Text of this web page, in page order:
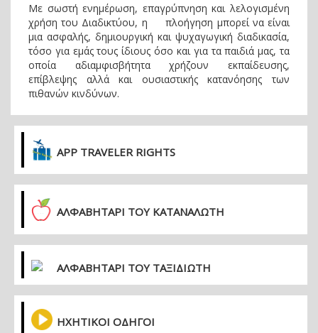
Με σωστή ενημέρωση, επαγρύπνηση και λελογισμένη
χρήση του Διαδικτύου, η πλοήγηση μπορεί να είναι
μια ασφαλής, δημιουργική και ψυχαγωγική διαδικασία,
τόσο για εμάς τους ίδιους όσο και για τα παιδιά μας, τα
οποία αδιαμφισβήτητα χρήζουν εκπαίδευσης,
επίβλεψης αλλά και ουσιαστικής κατανόησης των
πιθανών κινδύνων.
APP TRAVELER RIGHTS
ΑΛΦΑΒΗΤΑΡΙ ΤΟΥ ΚΑΤΑΝΑΛΩΤΗ
ΑΛΦΑΒΗΤΑΡΙ ΤΟΥ ΤΑΞΙΔΙΩΤΗ
ΗΧΗΤΙΚΟΙ ΟΔΗΓΟΙ